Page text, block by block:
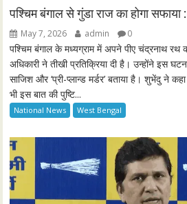
पश्चिम बंगाल से गुंडा राज का होगा
May 7, 2026 admin 0
पश्चिम बंगाल के मध्यग्राम में अपने पीए चंद्रनाथ रथ
अधिकारी ने तीखी प्रतिक्रिया दी है। उन्होंने इस
साजिश और ‘प्री-प्लान्ड मर्डर’ बताया है। शुभेंदु ने
भी इस बात की पुष्टि...
National News West Bengal